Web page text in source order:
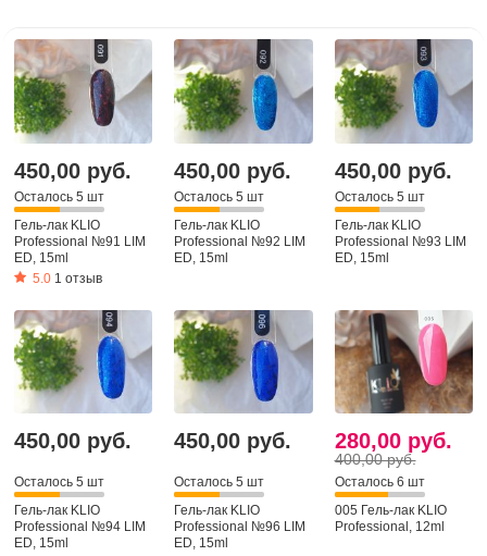
450,00 руб.
Осталось 5 шт
Гель-лак KLIO
Professional №91 LIM
ED, 15ml
5.0 1 отзыв
450,00 руб.
Осталось 5 шт
Гель-лак KLIO
Professional №92 LIM
ED, 15ml
450,00 руб.
Осталось 5 шт
Гель-лак KLIO
Professional №93 LIM
ED, 15ml
450,00 руб.
Осталось 5 шт
Гель-лак KLIO
Professional №94 LIM
ED, 15ml
450,00 руб.
Осталось 5 шт
Гель-лак KLIO
Professional №96 LIM
ED, 15ml
280,00 руб.
400,00 руб.
Осталось 6 шт
005 Гель-лак KLIO
Professional, 12ml